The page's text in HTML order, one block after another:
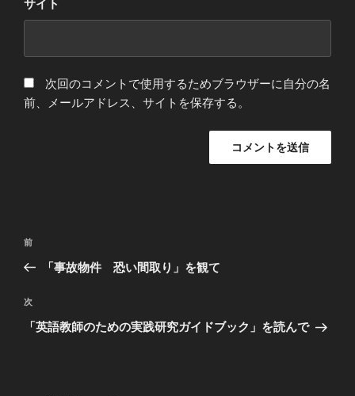
サイト
次回のコメントで使用するためブラウザーに自分の名
前、メールアドレス、サイトを保存する。
投
ナ
ビ
ゲ
前
の
稿
前
「事故物件 恐い間取り」を観て
次
の
次
「英語教師のための実践研究ガイドブック」を読んで